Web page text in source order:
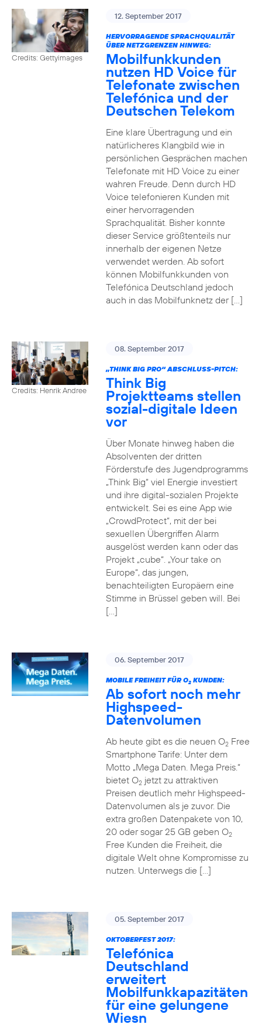
Credits: Gettyimages
12. September 2017
HERVORRAGENDE SPRACHQUALITÄT
ÜBER NETZGRENZEN HINWEG:
Mobilfunkkunden
nutzen HD Voice für
Telefonate zwischen
Telefónica und der
Deutschen Telekom
Eine klare Übertragung und ein
natürlicheres Klangbild wie in
persönlichen Gesprächen machen
Telefonate mit HD Voice zu einer
wahren Freude. Denn durch HD
Voice telefonieren Kunden mit
einer hervorragenden
Sprachqualität. Bisher konnte
dieser Service größtenteils nur
innerhalb der eigenen Netze
verwendet werden. Ab sofort
können Mobilfunkkunden von
Telefónica Deutschland jedoch
auch in das Mobilfunknetz der […]
Credits: Henrik Andree
08. September 2017
„THINK BIG PRO“ ABSCHLUSS-PITCH:
Think Big
Projektteams stellen
sozial-digitale Ideen
vor
Über Monate hinweg haben die
Absolventen der dritten
Förderstufe des Jugendprogramms
„Think Big“ viel Energie investiert
und ihre digital-sozialen Projekte
entwickelt. Sei es eine App wie
„CrowdProtect“, mit der bei
sexuellen Übergriffen Alarm
ausgelöst werden kann oder das
Projekt „cube“. „Your take on
Europe“, das jungen,
benachteiligten Europäern eine
Stimme in Brüssel geben will. Bei
[…]
06. September 2017
MOBILE FREIHEIT FÜR O2KUNDEN:
Ab sofort noch mehr
Highspeed-
Datenvolumen
Ab heute gibt es die neuen O2Free
Smartphone Tarife: Unter dem
Motto „Mega Daten. Mega Preis.“
bietet O2jetzt zu attraktiven
Preisen deutlich mehr Highspeed-
Datenvolumen als je zuvor. Die
extra großen Datenpakete von 10,
20 oder sogar 25 GB geben O2
Free Kunden die Freiheit, die
digitale Welt ohne Kompromisse zu
nutzen. Unterwegs die […]
05. September 2017
OKTOBERFEST 2017:
Telefónica
Deutschland
erweitert
Mobilfunkkapazitäten
für eine gelungene
Wiesn